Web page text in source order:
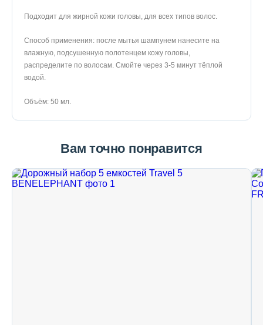
Подходит для жирной кожи головы, для всех типов волос.
Способ применения: после мытья шампунем нанесите на
влажную, подсушенную полотенцем кожу головы,
распределите по волосам. Смойте через 3-5 минут тёплой
водой.
Объём: 50 мл.
Вам точно понравится